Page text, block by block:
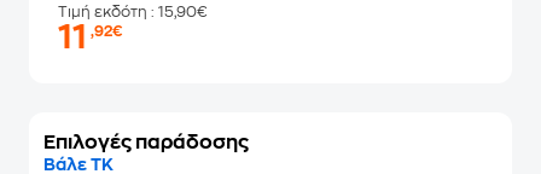
Τιμή εκδότη : 15,90€
11,92€
Επιλογές παράδοσης
Βάλε ΤΚ